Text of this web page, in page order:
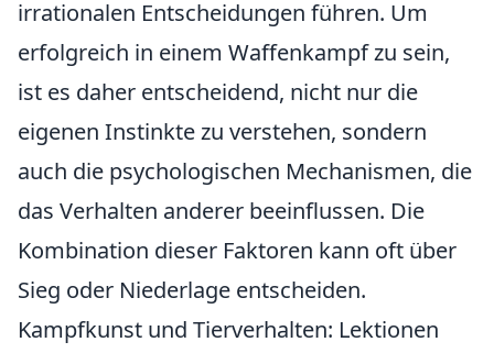
irrationalen Entscheidungen führen. Um
erfolgreich in einem Waffenkampf zu sein,
ist es daher entscheidend, nicht nur die
eigenen Instinkte zu verstehen, sondern
auch die psychologischen Mechanismen, die
das Verhalten anderer beeinflussen. Die
Kombination dieser Faktoren kann oft über
Sieg oder Niederlage entscheiden.
Kampfkunst und Tierverhalten: Lektionen